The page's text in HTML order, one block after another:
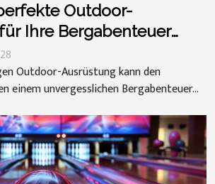
Outdoor-
Ihre Bergabenteuer
Outdoor-Ausrüstung kann den
einem unvergesslichen Bergabenteuer...